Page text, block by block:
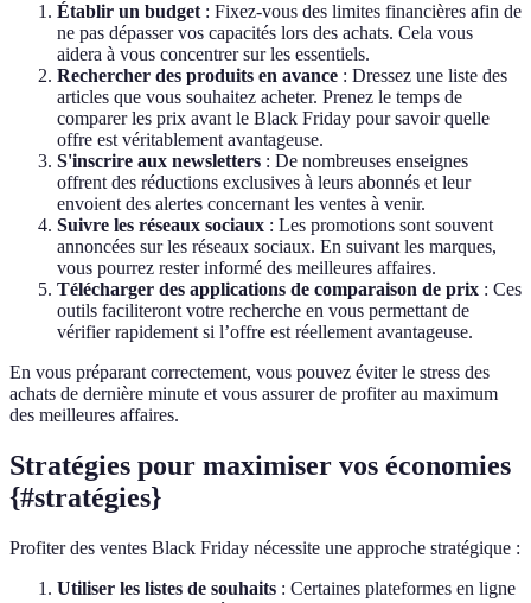
Établir un budget : Fixez-vous des limites financières afin de
ne pas dépasser vos capacités lors des achats. Cela vous
aidera à vous concentrer sur les essentiels.
Rechercher des produits en avance : Dressez une liste des
articles que vous souhaitez acheter. Prenez le temps de
comparer les prix avant le Black Friday pour savoir quelle
offre est véritablement avantageuse.
S'inscrire aux newsletters : De nombreuses enseignes
offrent des réductions exclusives à leurs abonnés et leur
envoient des alertes concernant les ventes à venir.
Suivre les réseaux sociaux : Les promotions sont souvent
annoncées sur les réseaux sociaux. En suivant les marques,
vous pourrez rester informé des meilleures affaires.
Télécharger des applications de comparaison de prix : Ces
outils faciliteront votre recherche en vous permettant de
vérifier rapidement si l’offre est réellement avantageuse.
En vous préparant correctement, vous pouvez éviter le stress des
achats de dernière minute et vous assurer de profiter au maximum
des meilleures affaires.
Stratégies pour maximiser vos économies
{#stratégies}
Profiter des ventes Black Friday nécessite une approche stratégique :
Utiliser les listes de souhaits : Certaines plateformes en ligne